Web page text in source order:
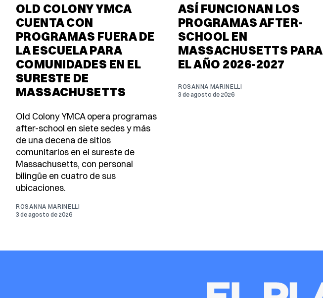
OLD COLONY YMCA
CUENTA CON
PROGRAMAS FUERA DE
LA ESCUELA PARA
COMUNIDADES EN EL
SURESTE DE
MASSACHUSETTS
Old Colony YMCA opera programas
after-school en siete sedes y más
de una decena de sitios
comunitarios en el sureste de
Massachusetts, con personal
bilingüe en cuatro de sus
ubicaciones.
ROSANNA MARINELLI
3 de agosto de 2026
ASÍ FUNCIONAN LOS
PROGRAMAS AFTER-
SCHOOL EN
MASSACHUSETTS PARA
EL AÑO 2026-2027
ROSANNA MARINELLI
3 de agosto de 2026